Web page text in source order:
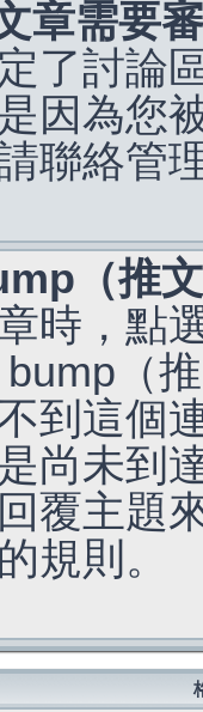
章需要
了討論
因為您
聯絡管
（推
時，點
（
到這個
尚未到
覆主題
規則。